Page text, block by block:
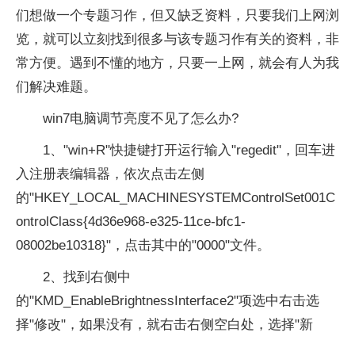
们想做一个专题习作，但又缺乏资料，只要我们上网浏
览，就可以立刻找到很多与该专题习作有关的资料，非
常方便。遇到不懂的地方，只要一上网，就会有人为我
们解决难题。
win7电脑调节亮度不见了怎么办?
1、"win+R"快捷键打开运行输入"regedit"，回车进
入注册表编辑器，依次点击左侧
的"HKEY_LOCAL_MACHINESYSTEMControlSet001C
ontrolClass{4d36e968-e325-11ce-bfc1-
08002be10318}"，点击其中的"0000"文件。
2、找到右侧中
的"KMD_EnableBrightnessInterface2"项选中右击选
择"修改"，如果没有，就右击右侧空白处，选择"新